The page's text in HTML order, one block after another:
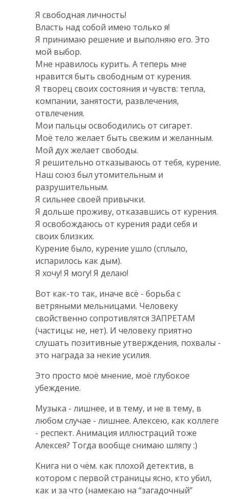
Я свободная личность!
Власть над собой имею только я!
Я принимаю решение и выполняю его. Это
мой выбор.
Мне нравилось курить. А теперь мне
нравится быть свободным от курения.
Я творец своих состояния и чувств: тепла,
компании, занятости, развлечения,
отвлечения.
Мои пальцы освободились от сигарет.
Моё тело желает быть свежим и желанным.
Мой дух желает свободы.
Я решительно отказываюсь от тебя, курение.
Наш союз был утомительным и
разрушительным.
Я сильнее своей привычки.
Я дольше проживу, отказавшись от курения.
Я освобождаюсь от курения ради себя и
своих близких.
Курение было, курение ушло (сплыло,
испарилось как дым).
Я хочу! Я могу! Я делаю!
Вот как-то так, иначе всё - борьба с
ветряными мельницами. Человеку
свойственно сопротивлятся ЗАПРЕТАМ
(частицы: не, нет). И человеку приятно
слушать позитивные утверждения, похвалы -
это награда за некие усилия.
Это просто моё мнение, моё глубокое
убеждение.
Музыка - лишнее, и в тему, и не в тему, в
любом случае - лишнее. Алексею, как коллеге
- респект. Анимация иллюстраций тоже
Алексея? Тогда вообще снимаю шляпу :)
Книга ни о чём. как плохой детектив, в
котором с первой страницы ясно, кто убил,
как и за что (намекаю на “загадочный”